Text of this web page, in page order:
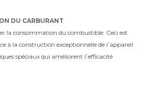
DU CARBURANT
la consommation du combustible. Ceci est
à la construction exceptionnelle de l᾿appareil
spéciaux qui améliorent l᾿efficacité